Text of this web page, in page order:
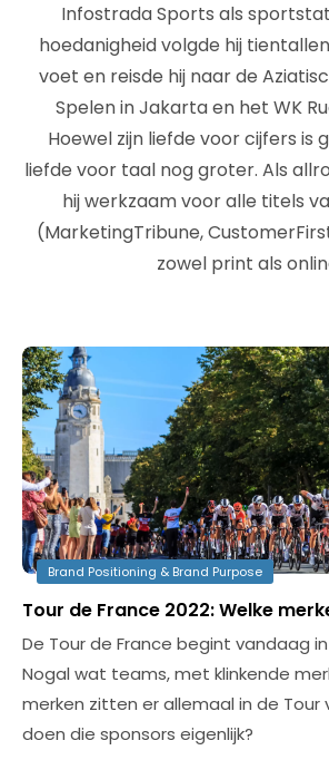
Infostrada Sports als
hoedanigheid volgde hij
voet en reisde hij naar de
Spelen in Jakarta en het WK
Hoewel zijn liefde voor cijfers is
liefde voor taal nog groter. Als
hij werkzaam voor alle titels
(MarketingTribune,
zowel print als
Brand Positioning & Brand Purpose
Tour de France 2022: Welke
De Tour de France begint vandaag
Nogal wat teams, met klinkende
merken zitten er allemaal in de Tour
doen die sponsors eigenlijk?